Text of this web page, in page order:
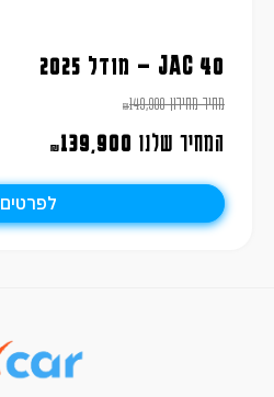
JAC 40 – מודל 2025
מחיר מחירון ₪149,900
המחיר שלנו ₪139,900
לפרטים